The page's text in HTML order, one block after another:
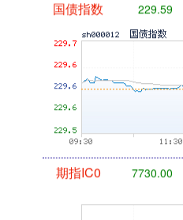
国债指数 229.59